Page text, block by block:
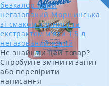
безкалорійний
негазований Моршинська
зі смаком чорниці та
екстрактом м'яти 1,5 л
негазований напій
Не знайшли цей товар?
Спробуйте змінити запит
або перевірити
написання